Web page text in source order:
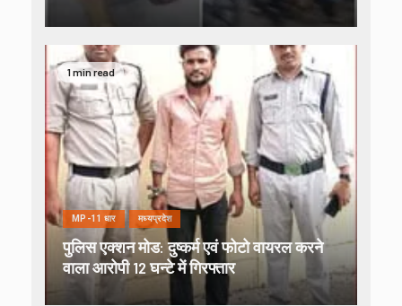
1 min read
MP-11 धार मध्यप्रदेश
पुलिस एक्शन मोड: दुष्कर्म एवं फोटो वायरल करने
वाला आरोपी 12 घन्टे में गिरफ्तार